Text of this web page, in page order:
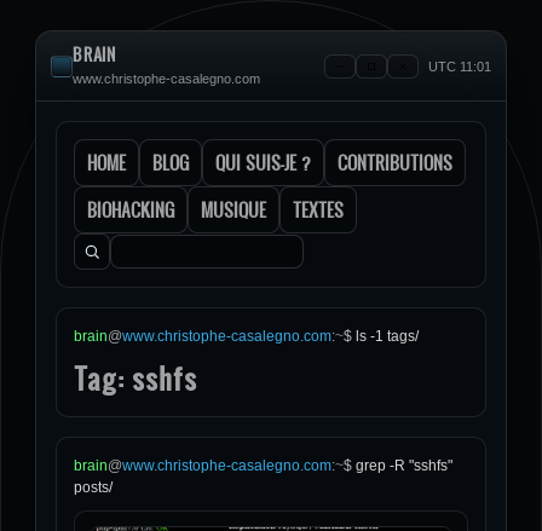
BRAIN
www.christophe-casalegno.com
UTC 11:01
HOME BLOG QUI SUIS-JE ?
CONTRIBUTIONS
BIOHACKING
MUSIQUE TEXTES
Rechercher :
brain@www.christophe-casalegno.com:~$ ls -1 tags/
Tag: sshfs
brain@www.christophe-casalegno.com:~$ grep -R "sshfs"
posts/